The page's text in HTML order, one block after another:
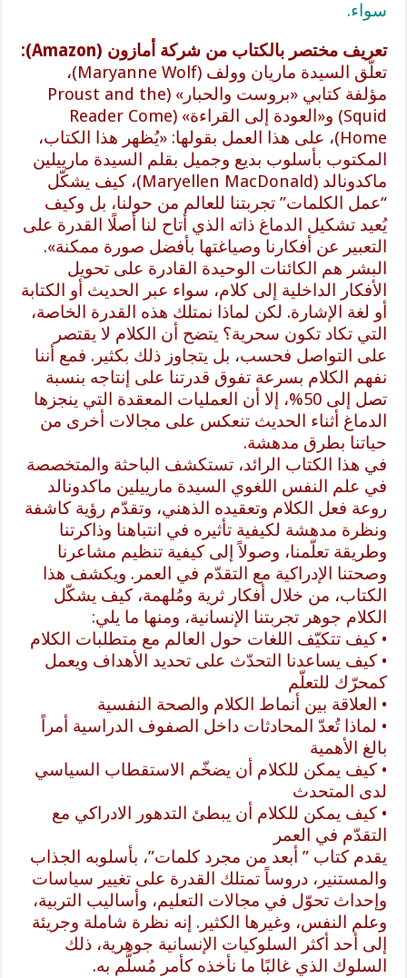
سواء.
تعريف مختصر بالكتاب من شركة أمازون (Amazon):
تعلّق السيدة ماريان وولف (Maryanne Wolf)،
مؤلفة كتابي «بروست والحبار» (Proust and the
Squid) و«العودة إلى القراءة» (Reader Come
Home)، على هذا العمل بقولها: «يُظهر هذا الكتاب،
المكتوب بأسلوب بديع وجميل بقلم السيدة مارييلين
ماكدونالد (Maryellen MacDonald)، كيف يشكّل
“عمل الكلمات” تجربتنا للعالم من حولنا، بل وكيف
يُعيد تشكيل الدماغ ذاته الذي أتاح لنا أصلًا القدرة على
التعبير عن أفكارنا وصياغتها بأفضل صورة ممكنة».
البشر هم الكائنات الوحيدة القادرة على تحويل
الأفكار الداخلية إلى كلام، سواء عبر الحديث أو الكتابة
أو لغة الإشارة. لكن لماذا نمتلك هذه القدرة الخاصة،
التي تكاد تكون سحرية؟ يتضح أن الكلام لا يقتصر
على التواصل فحسب، بل يتجاوز ذلك بكثير. فمع أننا
نفهم الكلام بسرعة تفوق قدرتنا على إنتاجه بنسبة
تصل إلى 50%، إلا أن العمليات المعقدة التي ينجزها
الدماغ أثناء الحديث تنعكس على مجالات أخرى من
حياتنا بطرق مدهشة.
في هذا الكتاب الرائد، تستكشف الباحثة والمتخصصة
في علم النفس اللغوي السيدة مارييلين ماكدونالد
روعة فعل الكلام وتعقيده الذهني، وتقدّم رؤية كاشفة
ونظرة مدهشة لكيفية تأثيره في انتباهنا وذاكرتنا
وطريقة تعلّمنا، وصولاً إلى كيفية تنظيم مشاعرنا
وصحتنا الإدراكية مع التقدّم في العمر. ويكشف هذا
الكتاب، من خلال أفكار ثرية ومُلهمة، كيف يشكّل
الكلام جوهر تجربتنا الإنسانية، ومنها ما يلي:
• كيف تتكيّف اللغات حول العالم مع متطلبات الكلام
• كيف يساعدنا التحدّث على تحديد الأهداف ويعمل
كمحرّك للتعلّم
• العلاقة بين أنماط الكلام والصحة النفسية
• لماذا تُعدّ المحادثات داخل الصفوف الدراسية أمراً
بالغ الأهمية
• كيف يمكن للكلام أن يضخّم الاستقطاب السياسي
لدى المتحدث
• كيف يمكن للكلام أن يبطئ التدهور الادراكي مع
التقدّم في العمر
يقدم كتاب ” أبعد من مجرد كلمات”، بأسلوبه الجذاب
والمستنير، دروساً تمتلك القدرة على تغيير سياسات
وإحداث تحوّل في مجالات التعليم، وأساليب التربية،
وعلم النفس، وغيرها الكثير. إنه نظرة شاملة وجريئة
إلى أحد أكثر السلوكيات الإنسانية جوهرية، ذلك
السلوك الذي غالبًا ما نأخذه كأمر مُسلَّم به.